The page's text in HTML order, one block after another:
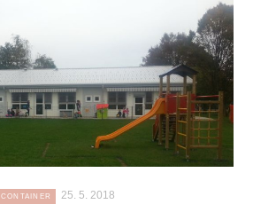
CONTAINER 25. 5. 2018